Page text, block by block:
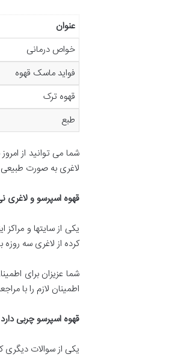
عنوان
خواص درمانی
فواید ماسک قهوه
قهوه ترک
طبع
شما می توانید از
لاغری به صورت
قهوه اسپرسو و
یکی از سایتها و
کرده از لاغری سه
شما عزیزان برای
اطمینان لازم را با
قهوه اسپرسو چربی دارد
یکی از سوالات دیگری